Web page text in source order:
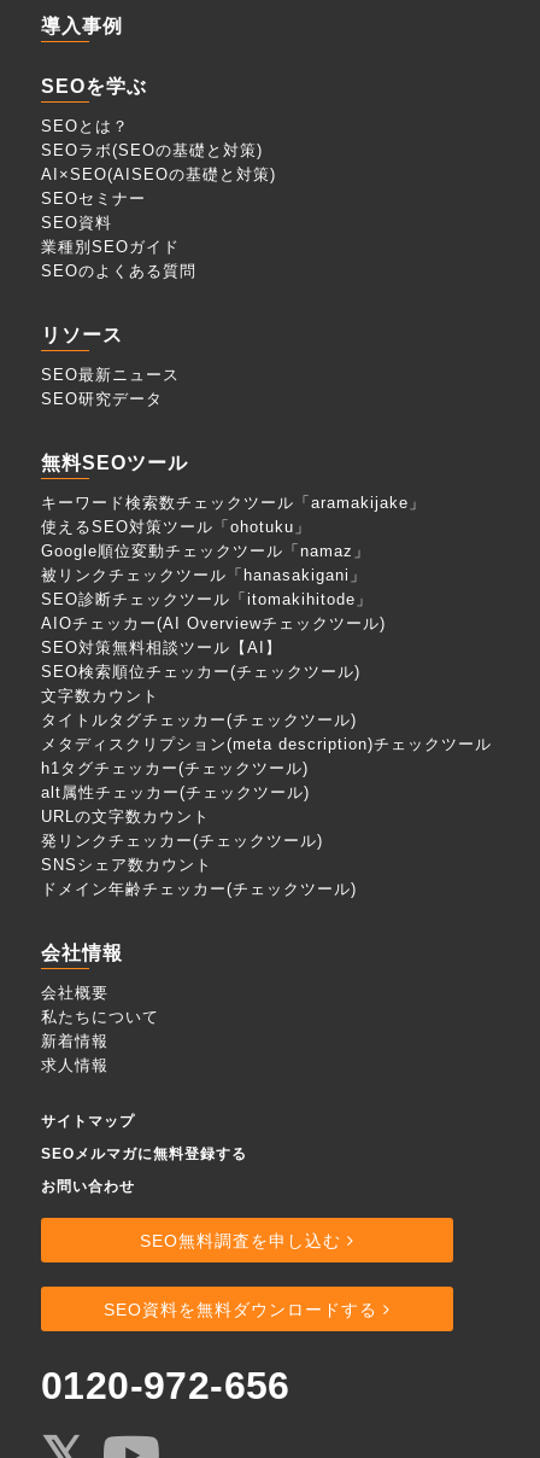
導入事例
SEOを学ぶ
SEOとは？
SEOラボ(SEOの基礎と対策)
AI×SEO(AISEOの基礎と対策)
SEOセミナー
SEO資料
業種別SEOガイド
SEOのよくある質問
リソース
SEO最新ニュース
SEO研究データ
無料SEOツール
キーワード検索数チェックツール「aramakijake」
使えるSEO対策ツール「ohotuku」
Google順位変動チェックツール「namaz」
被リンクチェックツール「hanasakigani」
SEO診断チェックツール「itomakihitode」
AIOチェッカー(AI Overviewチェックツール)
SEO対策無料相談ツール【AI】
SEO検索順位チェッカー(チェックツール)
文字数カウント
タイトルタグチェッカー(チェックツール)
メタディスクリプション(meta description)チェックツール
h1タグチェッカー(チェックツール)
alt属性チェッカー(チェックツール)
URLの文字数カウント
発リンクチェッカー(チェックツール)
SNSシェア数カウント
ドメイン年齢チェッカー(チェックツール)
会社情報
会社概要
私たちについて
新着情報
求人情報
サイトマップ
SEOメルマガに無料登録する
お問い合わせ
SEO無料調査を申し込む
SEO資料を無料ダウンロードする
0120-972-656